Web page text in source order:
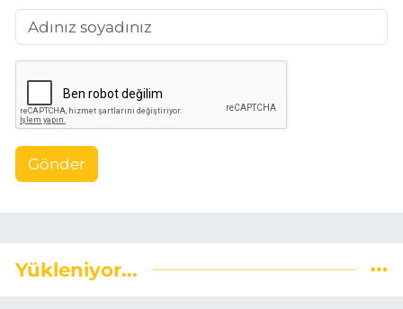
Gönder
Yükleniyor...